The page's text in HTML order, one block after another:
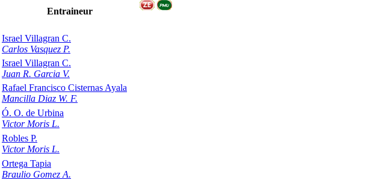
Entraineur
Israel Villagran C.
Carlos Vasquez P.
Israel Villagran C.
Juan R. Garcia V.
Rafael Francisco Cisternas Ayala
Mancilla Diaz W. F.
Ó. O. de Urbina
Victor Moris L.
Robles P.
Victor Moris L.
Ortega Tapia
Braulio Gomez A.